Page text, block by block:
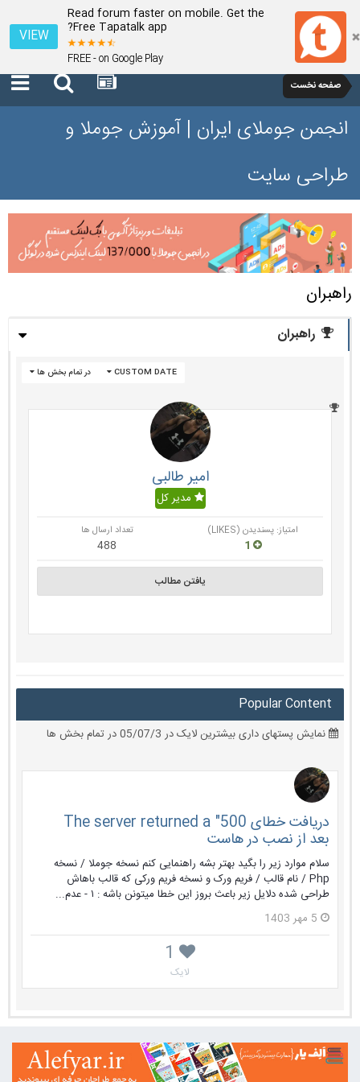
Read forum faster on mobile. Get the
Free Tapatalk app?
FREE - on Google Play
VIEW
صفحه نخست
انجمن جوملای ایران | آموزش جوملا و
طراحی سایت
راهبران
راهبران
در تمام بخش ها CUSTOM DATE
امیر طالبی
مدیر کل
امتیاز: پسندیدن (LIKES) تعداد ارسال ها
488
یافتن مطالب
Popular Content
نمایش پستهای داری بیشترین لایک در 05/07/3 در تمام بخش ها
لایک
دریافت خطای The server returned a "500
بعد از نصب در هاست
سلام موارد زیر را بگید بهتر بشه راهنمایی کنم نسخه جوملا / نسخه
Php / نام قالب / فریم ورک و نسخه فریم ورکی که قالب باهاش
طراحی شده دلایل زیر باعث بروز این خطا میتونن باشه : ۱ - عدم...
5 مهر 1403